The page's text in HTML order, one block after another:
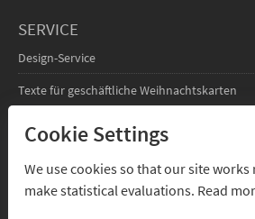
SERVICE
Design-Service
Texte für geschäftliche Weihnachtskarten
FÜR DESIGNER
Infos für Designer
Anmelden
Cookie Settings
We use cookies so that our site works
make statistical evaluations. Read